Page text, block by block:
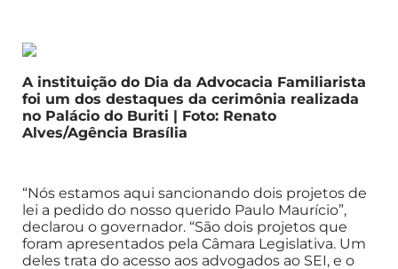
A instituição do Dia da Advocacia Familiarista
foi um dos destaques da cerimônia realizada
no Palácio do Buriti | Foto: Renato
Alves/Agência Brasília
“Nós estamos aqui sancionando dois projetos de
lei a pedido do nosso querido Paulo Maurício”,
declarou o governador. “São dois projetos que
foram apresentados pela Câmara Legislativa. Um
deles trata do acesso aos advogados ao SEI, e o